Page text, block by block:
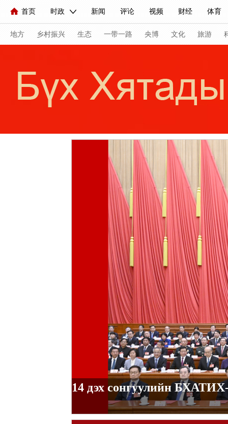
首页 时政 新闻 评论 视频 财经 体育
人民领袖习近平 联播+ 中国领导人 央视快评 习式妙语
直播 栏目大全 节目单 听音 微视频 主持人
海外频道 iPanda English Монгол
地方 乡村振兴 生态 一带一路 央博 文化 旅游
总台春晚 网络春晚
人民领袖习近平 联播+ 热解读 天天学习 习式
小央直播 直播中国 熊猫频道
快看 蓝海中国 新兵请入列
2026年世界杯 2026年冬奥会
CCTV奥林匹克频道 生活体育大会 体育江
乡村振兴 生态环境 一带一路 央
大国保险 云顶对话 云起
直播 节目单 栏目 片库 热
14 дэх сонгуулийн